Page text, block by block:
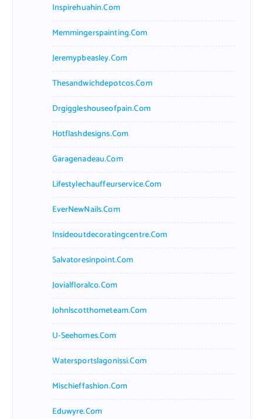
Inspirehuahin.com
Memmingerspainting.com
Jeremypbeasley.com
Thesandwichdepotcos.com
Drgiggleshouseofpain.com
Hotflashdesigns.com
Garagenadeau.com
Lifestylechauffeurservice.com
EverNewNails.com
Insideoutdecoratingcentre.com
Salvatoresinpoint.com
Jovialfloralco.com
Johnlscotthometeam.com
U-Seehomes.com
Watersportslagonissi.com
Mischieffashion.com
Eduwyre.com